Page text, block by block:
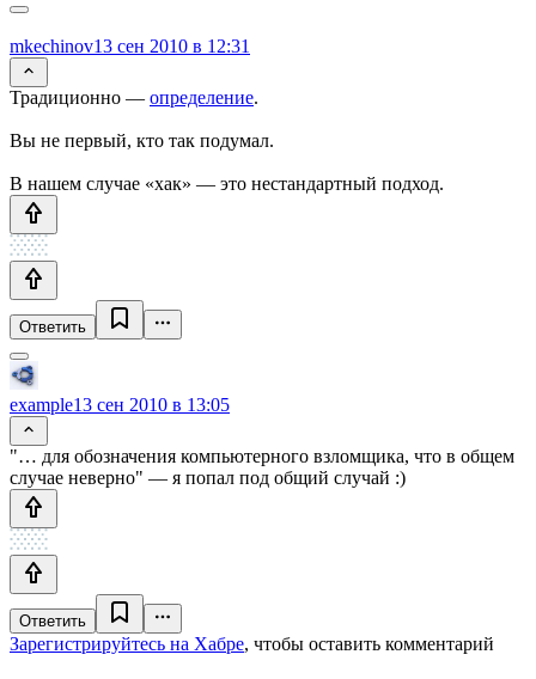
mkechinov13 сен 2010 в 12:31
Традиционно — определение.
Вы не первый, кто так подумал.
В нашем случае «хак» — это нестандартный подход.
Ответить
example13 сен 2010 в 13:05
"… для обозначения компьютерного взломщика, что в общем
случае неверно" — я попал под общий случай :)
Ответить
Зарегистрируйтесь на Хабре, чтобы оставить комментарий